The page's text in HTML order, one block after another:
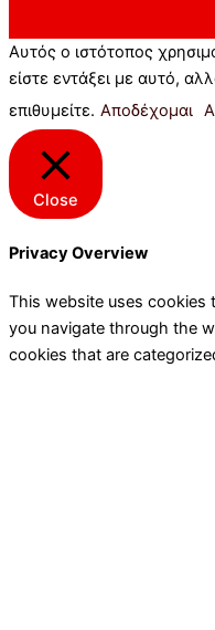
Αυτός ο ιστότοπος
είστε εντάξει με αυτό,
επιθυμείτε. Αποδέχομαι
Close
Privacy Overview
This website uses cookies
you navigate through the
cookies that are